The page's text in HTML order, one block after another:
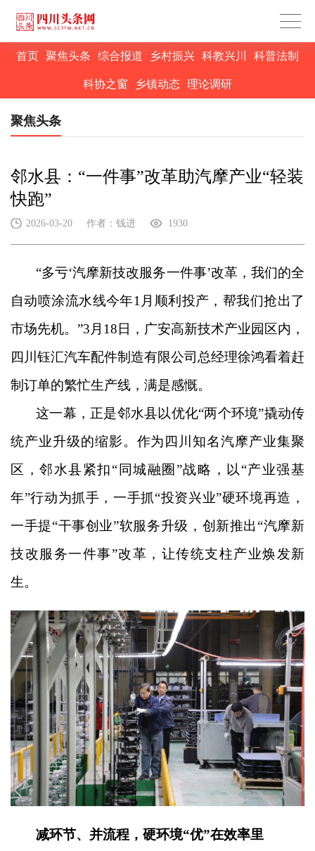
首页 聚焦头条 综合报道 乡村振兴 科教兴川 科普法制
科协之窗 乡镇动态 理论调研
聚焦头条
邻水县：“一件事”改革助汽摩产业“轻装
快跑”
2026-03-20 作者：钱进 1930
“多亏‘汽摩新技改服务一件事’改革，我们的全
自动喷涂流水线今年1月顺利投产，帮我们抢出了
市场先机。”3月18日，广安高新技术产业园区内，
四川钰汇汽车配件制造有限公司总经理徐鸿看着赶
制订单的繁忙生产线，满是感慨。
这一幕，正是邻水县以优化“两个环境”撬动传
统产业升级的缩影。作为四川知名汽摩产业集聚
区，邻水县紧扣“同城融圈”战略，以“产业强基
年”行动为抓手，一手抓“投资兴业”硬环境再造，
一手提“干事创业”软服务升级，创新推出“汽摩新
技改服务一件事”改革，让传统支柱产业焕发新
生。
减环节、并流程，硬环境“优”在效率里